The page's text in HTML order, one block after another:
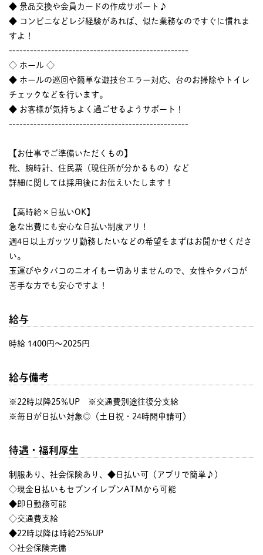
◆ 景品交換や会員カードの作成サポート♪
◆ コンビニなどレジ経験があれば、似た業務なのですぐに慣れま
すよ！
---------------------------------------------------
◇ ホール ◇
◆ ホールの巡回や簡単な遊技台エラー対応、台のお掃除やトイレ
チェックなどを行います。
◆ お客様が気持ちよく過ごせるようサポート！
---------------------------------------------------
【お仕事でご準備いただくもの】
靴、腕時計、住民票（現住所が分かるもの）など
詳細に関しては採用後にお伝えいたします！
【高時給×日払いOK】
急な出費にも安心な日払い制度アリ！
週4日以上ガッツリ勤務したいなどの希望をまずはお聞かせくださ
い。
玉運びやタバコのニオイも一切ありませんので、女性やタバコが
苦手な方でも安心ですよ！
給与
時給 1400円〜2025円
給与備考
※22時以降25％UP ※交通費別途往復分支給
※毎日が日払い対象◎（土日祝・24時間申請可）
待遇・福利厚生
制服あり、社会保険あり、◆日払い可（アプリで簡単♪）
◇現金日払いもセブンイレブンATMから可能
◆即日勤務可能
◇交通費支給
◆22時以降は時給25%UP
◇社会保険完備